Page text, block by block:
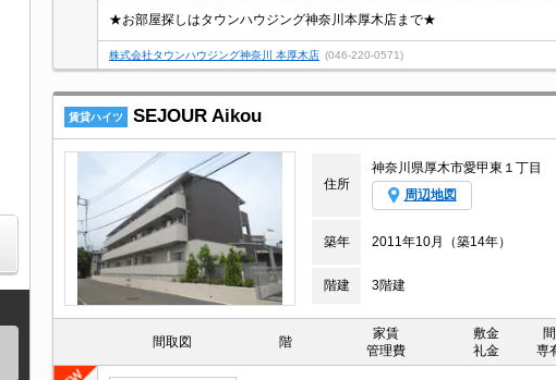
★お部屋探しはタウンハウジング神奈川本厚木店まで★
株式会社タウンハウジング神奈川 本厚木店 (046-220-0571)
賃貸ハイツ SEJOUR Aikou
住所
神奈川県厚木市愛甲東１丁目
周辺地図
築年
2011年10月（築14年）
階建 3階建
間取図 階
家賃
管理費
敷金
礼金
専